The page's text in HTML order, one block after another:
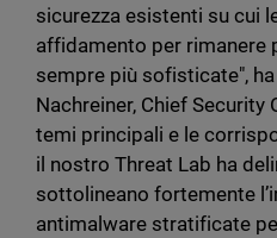
sicurezza esistenti su cui
affidamento per rimanere
sempre più sofisticate",
Nachreiner, Chief Security
temi principali e le
il nostro Threat Lab ha
sottolineano fortemente
antimalware stratificate